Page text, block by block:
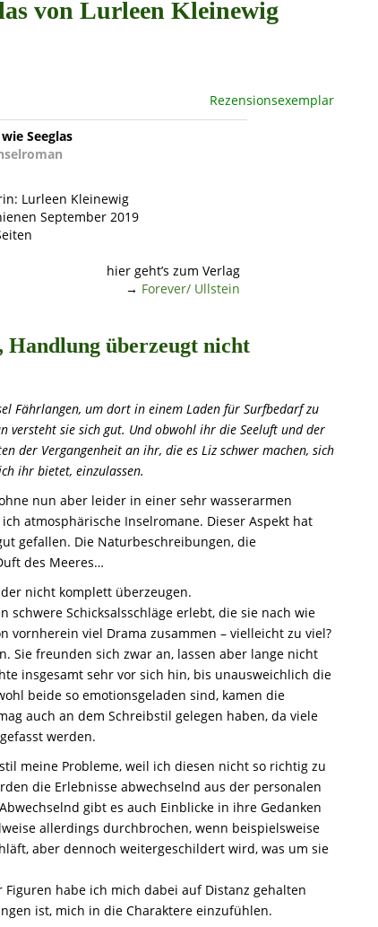
von Lurleen Kleinewig
Rezensionsexemplar
Seeglas
Lurleen Kleinewig
September 2019
hier geht’s zum Verlag
→ Forever/ Ullstein
Handlung überzeugt nicht
Fährlangen, um dort in einem Laden für Surfbedarf zu
versteht sie sich gut. Und obwohl ihr die Seeluft und der
der Vergangenheit an ihr, die es Liz schwer machen, sich
ihr bietet, einzulassen.
nun aber leider in einer sehr wasserarmen
atmosphärische Inselromane. Dieser Aspekt hat
gefallen. Die Naturbeschreibungen, die
des Meeres…
nicht komplett überzeugen.
schwere Schicksalsschläge erlebt, die sie nach wie
vornherein viel Drama zusammen – vielleicht zu viel?
Sie freunden sich zwar an, lassen aber lange nicht
insgesamt sehr vor sich hin, bis unausweichlich die
beide so emotionsgeladen sind, kamen die
auch an dem Schreibstil gelegen haben, da viele
werden.
meine Probleme, weil ich diesen nicht so richtig zu
die Erlebnisse abwechselnd aus der personalen
gibt es auch Einblicke in ihre Gedanken
allerdings durchbrochen, wenn beispielsweise
aber dennoch weitergeschildert wird, was um sie
habe ich mich dabei auf Distanz gehalten
ist, mich in die Charaktere einzufühlen.